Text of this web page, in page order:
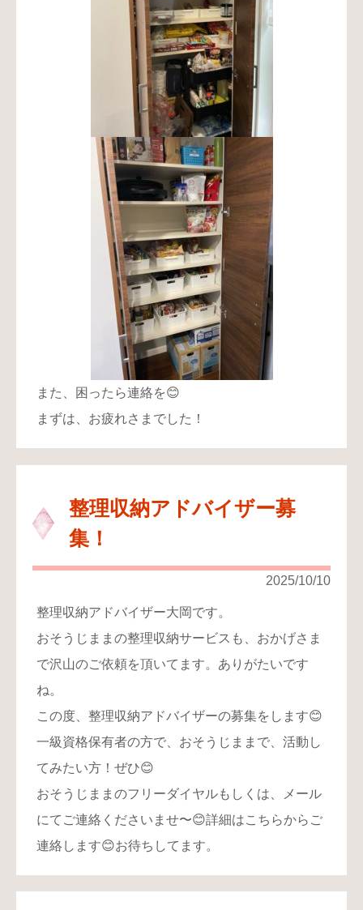
また、困ったら連絡を😊
まずは、お疲れさまでした！
整理収納アドバイザー募
集！
2025/10/10
整理収納アドバイザー大岡です。
おそうじままの整理収納サービスも、おかげさま
で沢山のご依頼を頂いてます。ありがたいです
ね。
この度、整理収納アドバイザーの募集をします😊
一級資格保有者の方で、おそうじままで、活動し
てみたい方！ぜひ😊
おそうじままのフリーダイヤルもしくは、メール
にてご連絡くださいませ〜😊詳細はこちらからご
連絡します😊お待ちしてます。